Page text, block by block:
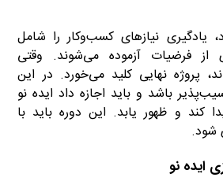
یادگیری نیازهای کسب‌و‌کار را شامل
از فرضیات آزموده ‌‌می‌شوند. وقتی
پروژه نهایی کلید می‌خورد. در این
باشد و باید اجازه داد ایده نو
کند و ظهور یابد. این دوره باید با
شود.